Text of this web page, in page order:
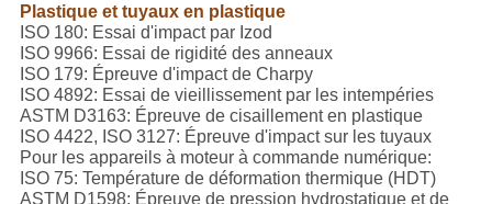
Plastique et tuyaux en plastique
ISO 180: Essai d'impact par Izod
ISO 9966: Essai de rigidité des anneaux
ISO 179: Épreuve d'impact de Charpy
ISO 4892: Essai de vieillissement par les intempéries
ASTM D3163: Épreuve de cisaillement en plastique
ISO 4422, ISO 3127: Épreuve d'impact sur les tuyaux
Pour les appareils à moteur à commande numérique:
ISO 75: Température de déformation thermique (HDT)
ASTM D1598: Épreuve de pression hydrostatique et de